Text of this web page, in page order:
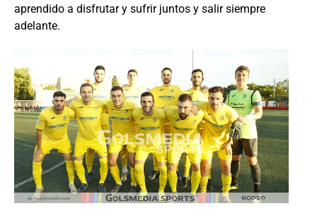
aprendido a disfrutar y sufrir juntos y salir siempre
adelante.